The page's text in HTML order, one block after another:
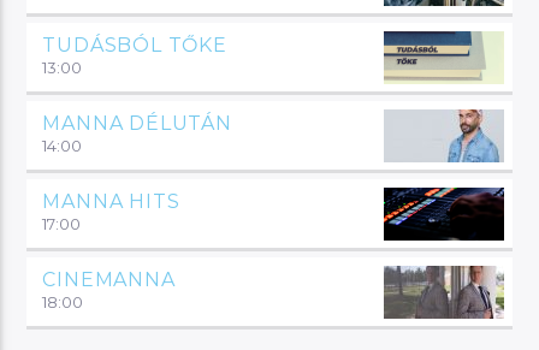
TUDÁSBÓL TŐKE
13:00
MANNA DÉLUTÁN
14:00
MANNA HITS
17:00
CINEMANNA
18:00